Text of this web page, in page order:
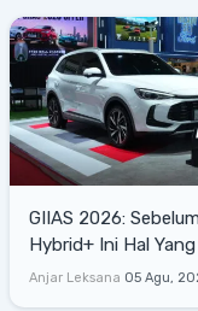
GIIAS 2026:
Hybrid+ Ini Hal
Diketahui
Anjar Leksana 05 Agu,